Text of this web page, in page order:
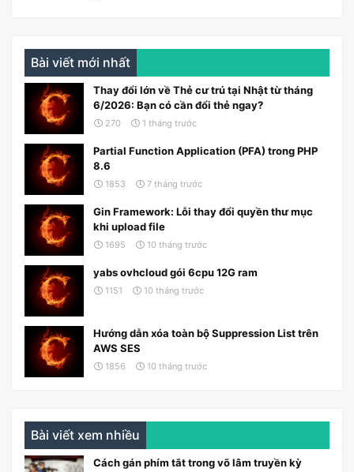
Bài viết mới nhất
Thay đổi lớn về Thẻ cư trú tại Nhật từ tháng
6/2026: Bạn có cần đổi thẻ ngay?
270 1 tháng trước
Partial Function Application (PFA) trong PHP
8.6
1853 7 tháng trước
Gin Framework: Lỗi thay đổi quyền thư mục
khi upload file
1695 10 tháng trước
yabs ovhcloud gói 6cpu 12G ram
1151 10 tháng trước
Hướng dẫn xóa toàn bộ Suppression List trên
AWS SES
1856 10 tháng trước
Bài viết xem nhiều
Cách gán phím tắt trong võ lâm truyền kỳ